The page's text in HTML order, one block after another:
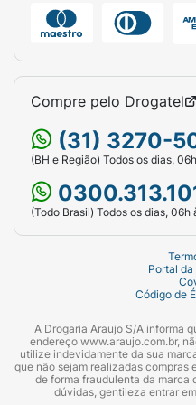
Butane (Butano),
(Palmitato de
Chlorohydrate
Caprylic/Capric
Caprílico/Cáprico),
Sesquichlorohydrate
Alumínio), Magnesium
Gratissima Oil (Óleo
Disteardimonium
(Carbonato de
(Tocoferol), d-
Linalool (Linalol),
Citronellol
Compre pelo Drogatel
(31) 3270-
(BH e Região) Todos os dias,
(Todo Brasil) Todos os dias, 06h
Portal
Código de
A Drogaria Araujo S/A informa
endereço www.araujo.com.br,
utilize indevidamente da sua
que não sejam realizadas compras
de forma fraudulenta da marca
dúvidas, gentileza entrar